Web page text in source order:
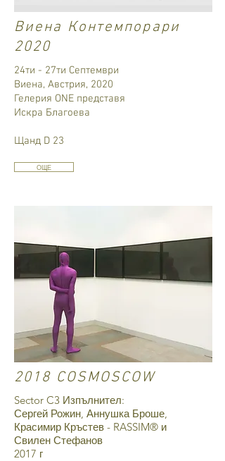
Виена Контемпорари
2020
24ти - 27ти Септември
Виена, Австрия, 2020
Гелерия ONE представя
Искра Благоева
Щанд D 23
ОЩЕ
2018 COSMOSCOW
Sector C3 Изпълнител:
Сергей Рожин, Аннушка Броше,
Красимир Кръстев - RASSIM® и
Свилен Стефанов
2017 г